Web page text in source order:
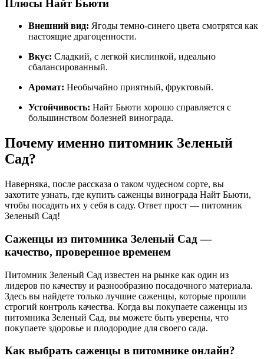
Плюсы Найт Бьюти
Внешний вид: Ягоды темно-синего цвета смотрятся как
настоящие драгоценности.
Вкус: Сладкий, с легкой кислинкой, идеально
сбалансированный.
Аромат: Необычайно приятный, фруктовый.
Устойчивость: Найт Бьюти хорошо справляется с
большинством болезней винограда.
Почему именно питомник Зеленый
Сад?
Наверняка, после рассказа о таком чудесном сорте, вы
захотите узнать, где купить саженцы винограда Найт Бьюти,
чтобы посадить их у себя в саду. Ответ прост — питомник
Зеленый Сад!
Саженцы из питомника Зеленый Сад —
качество, проверенное временем
Питомник Зеленый Сад известен на рынке как один из
лидеров по качеству и разнообразию посадочного материала.
Здесь вы найдете только лучшие саженцы, которые прошли
строгий контроль качества. Когда вы покупаете саженцы из
питомника Зеленый Сад, вы можете быть уверены, что
покупаете здоровье и плодородие для своего сада.
Как выбрать саженцы в питомнике онлайн?